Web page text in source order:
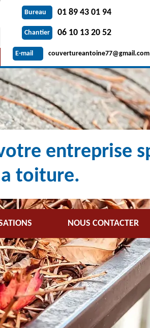
Bureau 01 89 43 01 94
Chantier 06 10 13 20 52
E-mail couvertureantoine77@gmail.com
entreprise
toiture.
NOUS CONTACTER